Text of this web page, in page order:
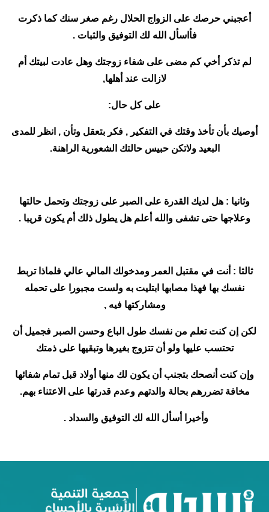
أعجبني حرصك على الزواج الحلال رغم صغر سنك كما ذكرت
فأاسأل الله لك التوفيق والثبات .
لم تذكر أخي كم مضى على شفاء زوجتك وهل عادت لبيتك أم
لازالت عند أهلها,
على كل حال:
أوصيك بأن تأخذ وقتك في التفكير , فكر بتعقل وتأن , انظر للمدى
البعيد ولاتكن حبيس حالتك الشعورية الراهنة.
وثانيا : هل لديك القدرة على الصبر على زوجتك وتحمل حالتها
وعلاجها حتى تشفى والله أعلم هل يطول ذلك أم يكون قريبا .
ثالثا : أنت في مقتبل العمر ومدخولك المالي عالي فلماذا تربط
نفسك بها فهذا مصابها ابتليت به ولست مجبورا على تحمله
ومشاركتها فيه ,
لكن إن كنت تعلم من نفسك طول الباع وحسن الصبر فجميل أن
تحتسب عليها ولو أن تتزوج بغيرها وتبقيها على ذمتك
وإن كنت أنصحك بتجنب أن يكون لك منها أولاد قبل تمام شفائها
مخافة تضررهم بحالة والدتهم وعدم قدرتها على الاعتناء بهم.
وأخيرا أسأل الله لك التوفيق والسداد .